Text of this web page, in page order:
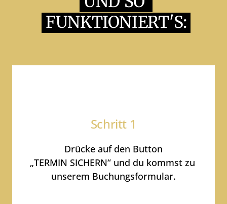
FUNKTIONIERT'S:
Schritt 1
Drücke auf den Button
„TERMIN SICHERN“ und du kommst
unserem Buchungsformular.